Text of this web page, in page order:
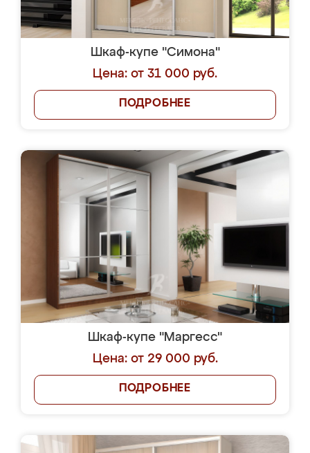
Шкаф-купе "Симона"
Цена: от 31 000 руб.
ПОДРОБНЕЕ
Шкаф-купе "Маргесс"
Цена: от 29 000 руб.
ПОДРОБНЕЕ